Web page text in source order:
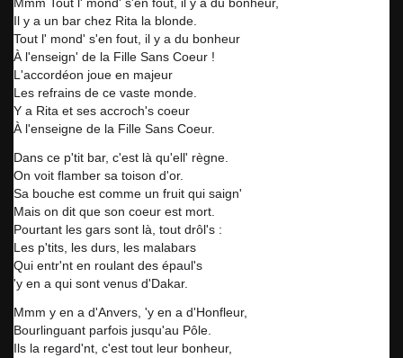
Mmm Tout l' mond' s'en fout, il y a du bonheur,
Il y a un bar chez Rita la blonde.
Tout l' mond' s'en fout, il y a du bonheur
À l'enseign' de la Fille Sans Coeur !
L'accordéon joue en majeur
Les refrains de ce vaste monde.
Y a Rita et ses accroch's coeur
À l'enseigne de la Fille Sans Coeur.
Dans ce p'tit bar, c'est là qu'ell' règne.
On voit flamber sa toison d'or.
Sa bouche est comme un fruit qui saign'
Mais on dit que son coeur est mort.
Pourtant les gars sont là, tout drôl's :
Les p'tits, les durs, les malabars
Qui entr'nt en roulant des épaul's
'y en a qui sont venus d'Dakar.
Mmm y en a d'Anvers, 'y en a d'Honfleur,
Bourlinguant parfois jusqu'au Pôle.
Ils la regard'nt, c'est tout leur bonheur,